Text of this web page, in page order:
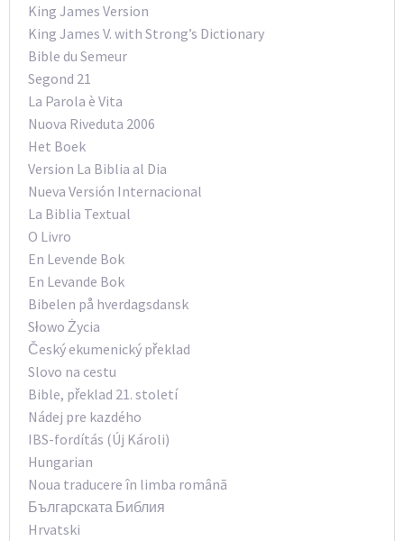
King James Version
King James V. with Strong’s Dictionary
Bible du Semeur
Segond 21
La Parola è Vita
Nuova Riveduta 2006
Het Boek
Version La Biblia al Dia
Nueva Versión Internacional
La Biblia Textual
O Livro
En Levende Bok
En Levande Bok
Bibelen på hverdagsdansk
Słowo Życia
Český ekumenický překlad
Slovo na cestu
Bible, překlad 21. století
Nádej pre kazdého
IBS-fordítás (Új Károli)
Hungarian
Noua traducere în limba românã
Българската Библия
Hrvatski